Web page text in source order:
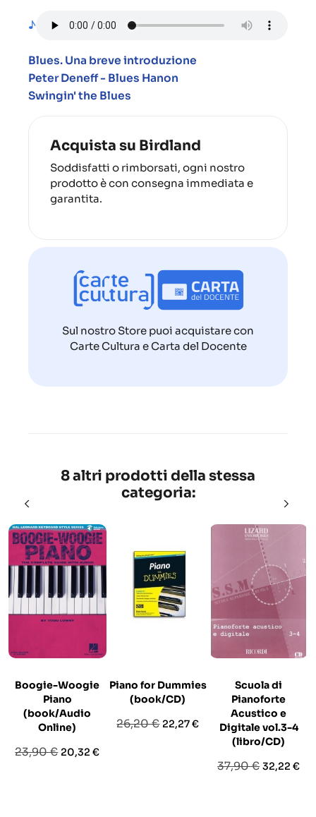
♪
Blues. Una breve introduzione
Peter Deneff - Blues Hanon
Swingin' the Blues
Acquista su Birdland
Soddisfatti o rimborsati, ogni nostro
prodotto è con consegna immediata e
garantita.
Sul nostro Store puoi acquistare con
Carte Cultura e Carta del Docente
8 altri prodotti della stessa
categoria:
Boogie-Woogie
Piano
(book/Audio
Online)
Prezzo
23,90 € Prezzo
20,32 €
Piano for Dummies
(book/CD)
Prezzo
26,20 € Prezzo
22,27 €
Scuola di
Pianoforte
Acustico e
Digitale vol.3-4
(libro/CD)
Prezzo
37,90 € Prezzo
32,22 €